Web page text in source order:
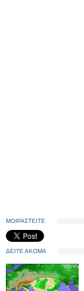
ΜΟΙΡΑΣΤΕΙΤΕ
ΔΕΙΤΕ ΑΚΟΜΑ